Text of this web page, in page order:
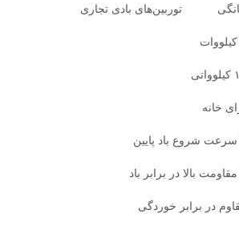
توربین‌های بادی تجاری
خانه
سرعت شروع باد پایین
بالا در برابر باد
در برابر خوردگی